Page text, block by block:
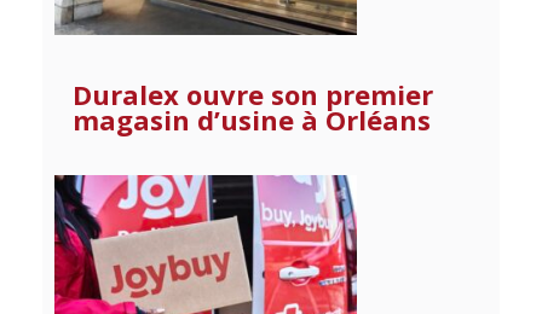
Duralex ouvre son premier
magasin d’usine à Orléans